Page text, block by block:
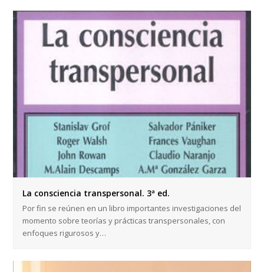
La consciencia transpersonal. 3ª ed.
Por fin se reúnen en un libro importantes investigaciones del
momento sobre teorías y prácticas transpersonales, con
enfoques rigurosos y…